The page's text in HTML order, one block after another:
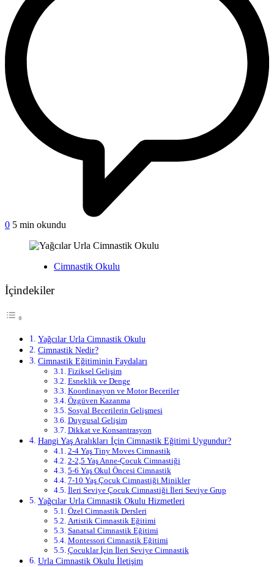
0 on
5 min okundu
YayınlananCimnastik Okulu
İçindekiler
Yağcılar Urla Cimnastik Okulu
Cimnastik Nedir?
Cimnastik Eğitiminin Faydaları
Fiziksel Gelişim
Esneklik ve Denge
Koordinasyon ve Motor Beceriler
Özgüven Kazanma
Sosyal Becerilerin Gelişmesi
Duygusal Gelişim
Dikkat ve Konsantrasyon
Hangi Yaş Aralıkları İçin Cimnastik Eğitimi Uygundur?
2-4 Yaş Tiny Moves Cimnastik
2-2,5 Yaş Anne-Çocuk Cimnastiği
5-6 Yaş Okul Öncesi Cimnastik
7-10 Yaş Çocuk Cimnastiği Minikler
İleri Seviye Çocuk Cimnastiği İleri Seviye Grup
Yağcılar Urla Cimnastik Okulu Hizmetleri
Özel Cimnastik Dersleri
Artistik Cimnastik Eğitimi
Sanatsal Cimnastik Eğitimi
Montessori Cimnastik Eğitimi
Çocuklar İçin İleri Seviye Cimnastik
Urla Cimnastik Okulu İletişim